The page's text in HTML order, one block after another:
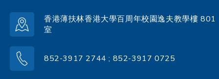
香港薄扶林香港大學百周年校園逸夫教學樓 801
室
852-3917 2744 ; 852-3917 0725